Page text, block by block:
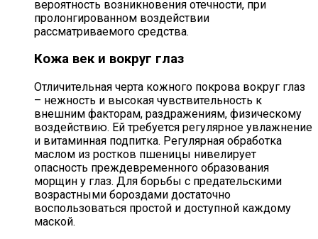
вероятность возникновения отечности, при
пролонгированном воздействии
рассматриваемого средства.
Кожа век и вокруг глаз
Отличительная черта кожного покрова вокруг глаз
– нежность и высокая чувствительность к
внешним факторам, раздражениям, физическому
воздействию. Ей требуется регулярное увлажнение
и витаминная подпитка. Регулярная обработка
маслом из ростков пшеницы нивелирует
опасность преждевременного образования
морщин у глаз. Для борьбы с предательскими
возрастными бороздами достаточно
воспользоваться простой и доступной каждому
маской.